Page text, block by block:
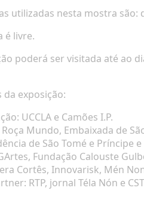
utilizadas nesta mostra
é livre.
poderá ser visitada até ao
exposição:
UCCLA e Camões I.P.
Mundo, Embaixada de
de São Tomé e Príncipe
Fundação Calouste
Cortês, Innovarisk, Mén
RTP, jornal Téla Nón e CST